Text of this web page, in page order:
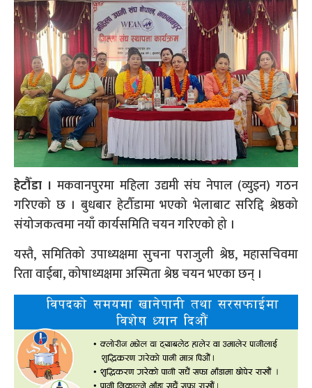
हेटौँडा । मकवानपुरमा महिला उद्यमी संघ नेपाल (व्युइन) गठन
गरिएको छ । बुधबार हेटौँडामा भएको भेलाबाट सरिद्दि श्रेष्ठको
संयोजकत्वमा नयाँ कार्यसमिति चयन गरिएको हो ।
यस्तै, समितिको उपाध्यक्षमा सुचना पराजुली श्रेष्ठ, महासचिवमा
रिता वाईबा, कोषाध्यक्षमा अस्मिता श्रेष्ठ चयन भएका छन् ।